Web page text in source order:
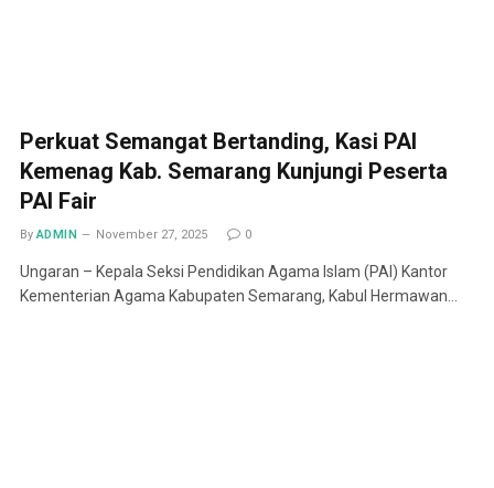
Perkuat Semangat Bertanding, Kasi PAI
Kemenag Kab. Semarang Kunjungi Peserta
PAI Fair
By ADMIN November 27, 2025 0
Ungaran – Kepala Seksi Pendidikan Agama Islam (PAI) Kantor
Kementerian Agama Kabupaten Semarang, Kabul Hermawan…